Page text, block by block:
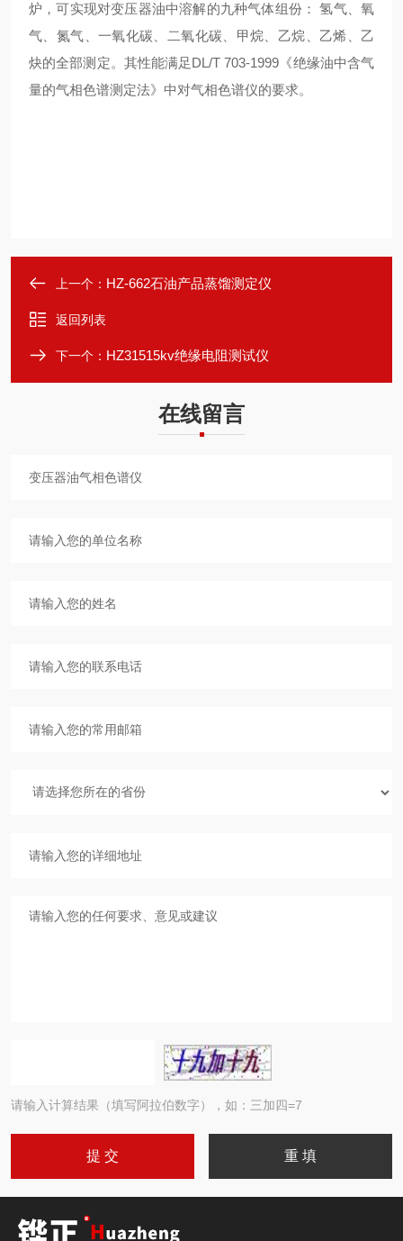
炉，可实现对变压器油中溶解的九种气体组份： 氢气、氧
气、氮气、一氧化碳、二氧化碳、甲烷、乙烷、乙烯、乙
炔的全部测定。其性能满足DL/T 703-1999《绝缘油中含气
量的气相色谱测定法》中对气相色谱仪的要求。
上一个： HZ-662石油产品蒸馏测定仪
返回列表
下一个： HZ31515kv绝缘电阻测试仪
在线留言
请输入计算结果（填写阿拉伯数字），如：三加四=7